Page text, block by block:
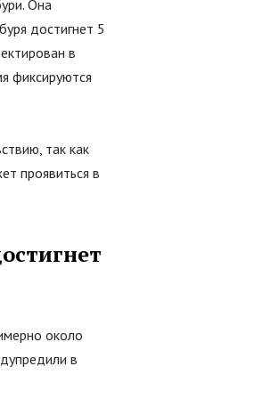
Она
достигнет 5
в
фиксируются
так как
проявиться в
около
в